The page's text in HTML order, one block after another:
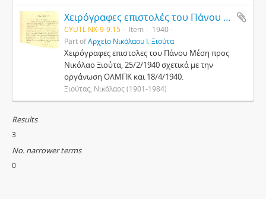
Χειρόγραφες επιστολές του Πάνου Μέση προς Νικόλαο Ξιούτα, 25/2/1940 και 18/4/1940
CYUTL NX-9-9.15 Item
1940
Part ofΑρχείο Νικόλαου Ι. Ξιούτα
Χειρόγραφες επιστολες του Πάνου Μέση προς
Νικόλαο Ξιούτα, 25/2/1940 σχετικά με την
οργάνωση ΟΛΜΠΚ και 18/4/1940.
Ξιούτας, Νικόλαος (1901-1984)
Results
3
No. narrower terms
0